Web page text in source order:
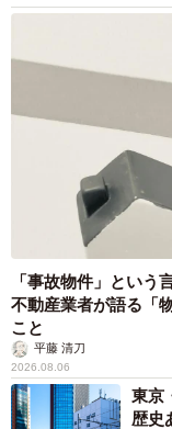
「事故物件」という
不動産業者が語る「
こと
平藤 清刀
2026.08.06
東京
歴史